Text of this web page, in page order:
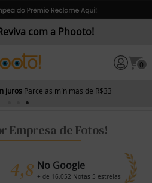
com a Phooto!
0
juros Parcelas mínimas de R$33
Empresa de Fotos!
4,8 No Google
+ de 16.052 Notas 5 estrelas